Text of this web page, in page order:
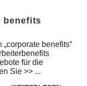
benefits
benefits“
für die
Sie >> ...